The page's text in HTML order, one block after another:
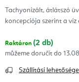
Tachyonizált, átlátszó
koncepciója szerint a
Raktáron (2 db)
Szállítási